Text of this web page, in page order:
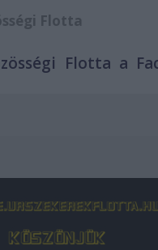
Flotta
Flotta a